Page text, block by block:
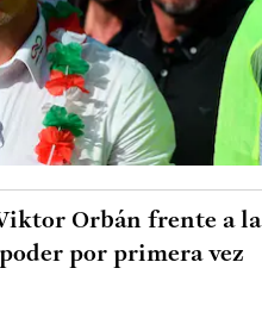
Orbán frente a la
por primera vez